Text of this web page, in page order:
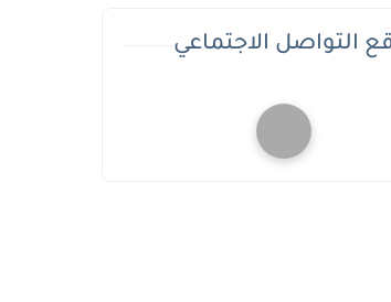
التواصل الاجتماعي